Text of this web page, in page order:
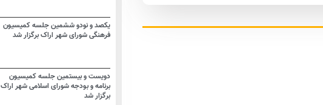
یکصد و نودو ششمین جلسه کمیسیون
فرهنگی شورای شهر اراک برگزار شد
دویست و بیستمین جلسه کمیسیون
برنامه و بودجه شورای اسلامی شهر اراک
برگزار شد